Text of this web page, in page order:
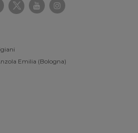
Emilia (Bologna)